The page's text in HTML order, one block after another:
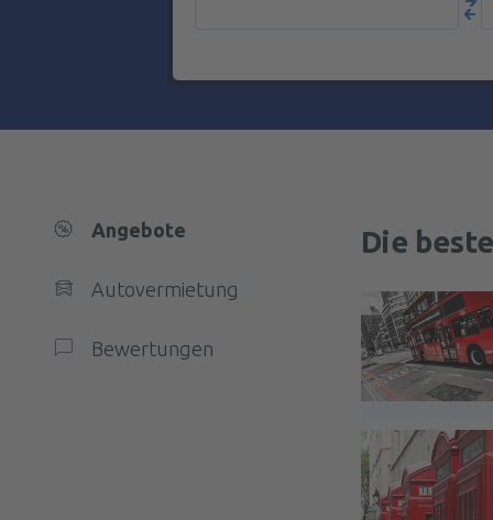
Angebote
Autovermietung
Bewertungen
Die